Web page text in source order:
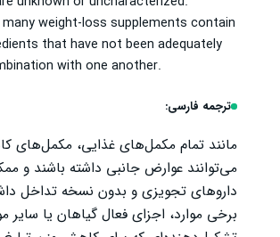
weight-loss supplements contain
that have not been adequately
with one another.
ترجمه فارسی:
مانند تمام مکمل‌های غذایی، مکمل‌های
می‌توانند عوارض جانبی داشته باشند و
داروهای تجویزی و بدون نسخه تداخل
برخی موارد، اجزای فعال گیاهان یا سایر